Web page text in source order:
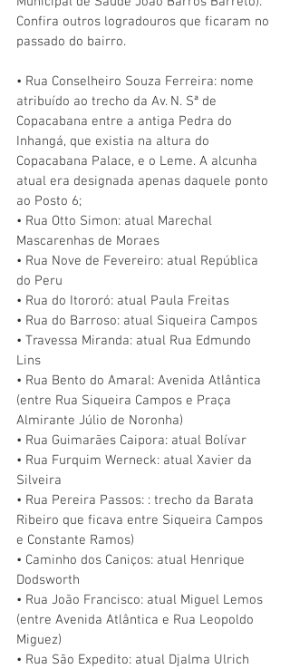
Confira outros logradouros que ficaram no
passado do bairro.
• Rua Conselheiro Souza Ferreira: nome
atribuído ao trecho da Av. N. Sª de
Copacabana entre a antiga Pedra do
Inhangá, que existia na altura do
Copacabana Palace, e o Leme. A alcunha
atual era designada apenas daquele ponto
ao Posto 6;
• Rua Otto Simon: atual Marechal
Mascarenhas de Moraes
• Rua Nove de Fevereiro: atual República
do Peru
• Rua do Itororó: atual Paula Freitas
• Rua do Barroso: atual Siqueira Campos
• Travessa Miranda: atual Rua Edmundo
Lins
• Rua Bento do Amaral: Avenida Atlântica
(entre Rua Siqueira Campos e Praça
Almirante Júlio de Noronha)
• Rua Guimarães Caipora: atual Bolívar
• Rua Furquim Werneck: atual Xavier da
Silveira
• Rua Pereira Passos: : trecho da Barata
Ribeiro que ficava entre Siqueira Campos
e Constante Ramos)
• Caminho dos Caniços: atual Henrique
Dodsworth
• Rua João Francisco: atual Miguel Lemos
(entre Avenida Atlântica e Rua Leopoldo
Miguez)
• Rua São Expedito: atual Djalma Ulrich